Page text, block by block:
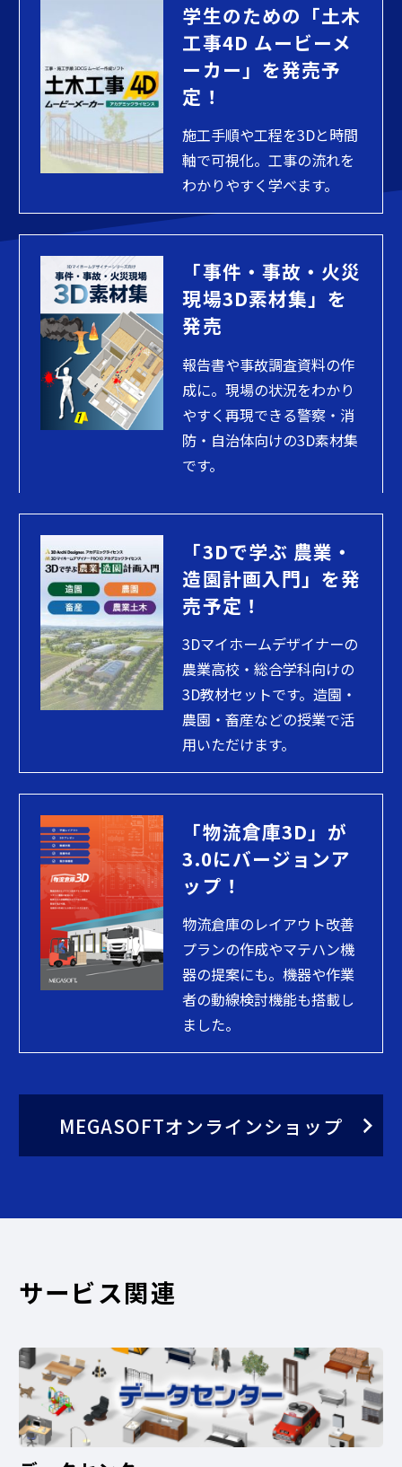
学生のための「土木
工事4D ムービーメ
ーカー」を発売予
定！
施工手順や工程を3Dと時間
軸で可視化。工事の流れを
わかりやすく学べます。
「事件・事故・火災
現場3D素材集」を
発売
報告書や事故調査資料の作
成に。現場の状況をわかり
やすく再現できる警察・消
防・自治体向けの3D素材集
です。
「3Dで学ぶ 農業・
造園計画入門」を発
売予定！
3Dマイホームデザイナーの
農業高校・総合学科向けの
3D教材セットです。造園・
農園・畜産などの授業で活
用いただけます。
「物流倉庫3D」が
3.0にバージョンア
ップ！
物流倉庫のレイアウト改善
プランの作成やマテハン機
器の提案にも。機器や作業
者の動線検討機能も搭載し
ました。
MEGASOFTオンラインショップ
サービス関連